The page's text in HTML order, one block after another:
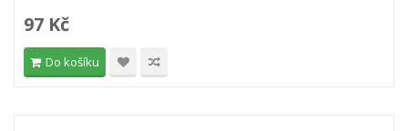
97 Kč
Do košíku